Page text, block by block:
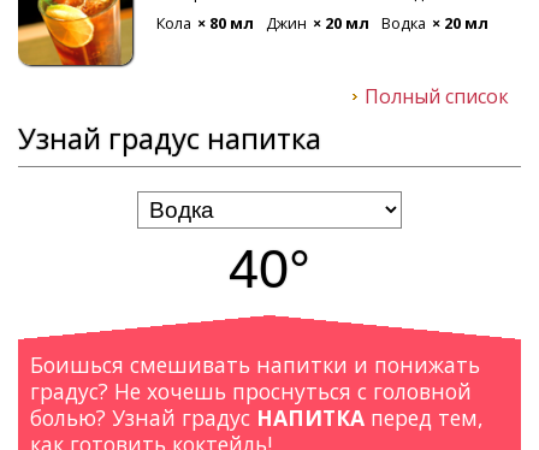
Кола × 80 мл Джин × 20 мл Водка × 20 мл
Полный список
Узнай градус напитка
40°
Боишься смешивать напитки и понижать
градус? Не хочешь проснуться с головной
болью? Узнай градус НАПИТКА перед тем,